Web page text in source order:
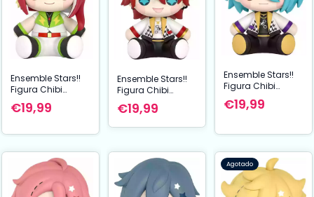
Ensemble Stars!!
Figura Chibi
Huggy Good
Smile Natsume
€19,99
Ensemble Stars!!
Figura Chibi
Huggy Good
Smile Rinne
€19,99
Ensemble Stars!!
Figura Chibi
Huggy Good
Smile HiMERU 7 cm
€19,99
Agotado